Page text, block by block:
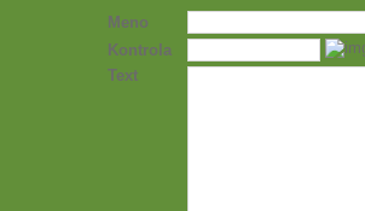
Meno
Kontrola
Text